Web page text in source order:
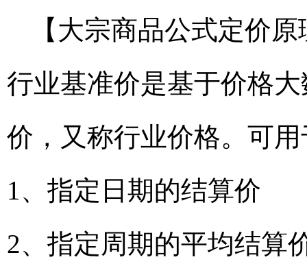
【大宗商品公式定价
行业基准价是基于价格
价，又称行业价格。可
1、指定日期的结算价
2、指定周期的平均结算